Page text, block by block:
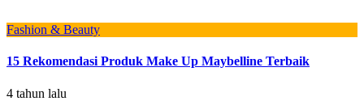
Fashion & Beauty
15 Rekomendasi Produk Make Up Maybelline Terbaik
4 tahun lalu